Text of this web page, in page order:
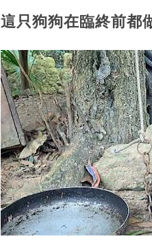
這只狗狗在臨終前都